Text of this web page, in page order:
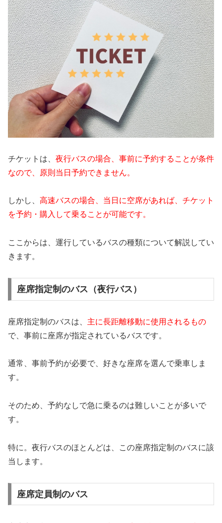
チケットは、 夜行バスの場合、事前に予約することが条件
なので、原則当日予約できません。
しかし、 高速バスの場合、当日に空席があれば、チケット
を予約・購入して乗ることが可能です。
ここからは、運行しているバスの種類について解説してい
きます。
座席指定制のバス（夜行バス）
座席指定制のバスは、 主に長距離移動に使用されるもの
で、事前に座席が指定されているバスです。
通常、事前予約が必要で、好きな座席を選んで乗車しま
す。
そのため、予約なしで急に乗るのは難しいことが多いで
す。
特に。夜行バスのほとんどは、この座席指定制のバスに該
当します。
座席定員制のバス